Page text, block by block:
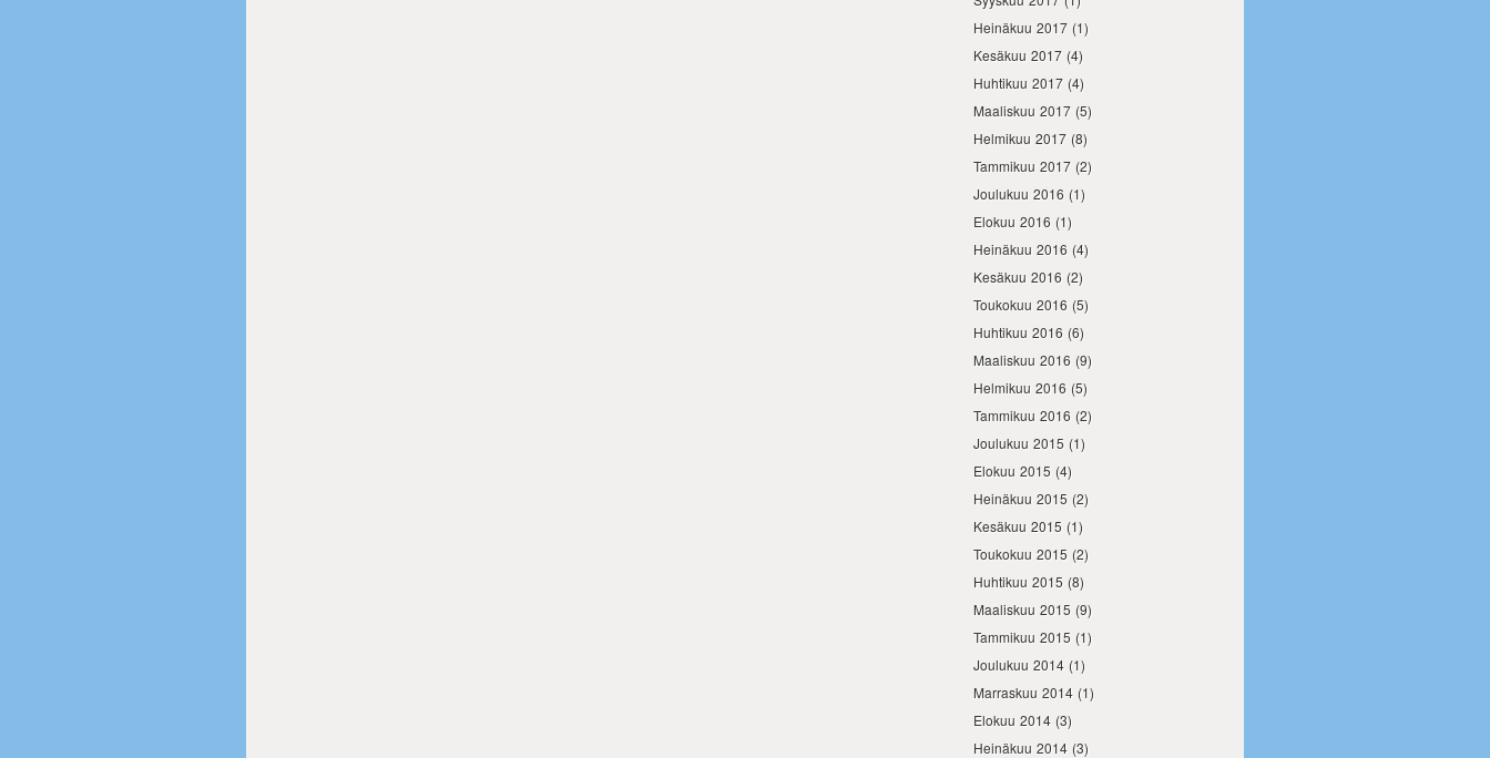
Heinäkuu 2017 (1)
Kesäkuu 2017 (4)
Huhtikuu 2017 (4)
Maaliskuu 2017 (5)
Helmikuu 2017 (8)
Tammikuu 2017 (2)
Joulukuu 2016 (1)
Elokuu 2016 (1)
Heinäkuu 2016 (4)
Kesäkuu 2016 (2)
Toukokuu 2016 (5)
Huhtikuu 2016 (6)
Maaliskuu 2016 (9)
Helmikuu 2016 (5)
Tammikuu 2016 (2)
Joulukuu 2015 (1)
Elokuu 2015 (4)
Heinäkuu 2015 (2)
Kesäkuu 2015 (1)
Toukokuu 2015 (2)
Huhtikuu 2015 (8)
Maaliskuu 2015 (9)
Tammikuu 2015 (1)
Joulukuu 2014 (1)
Marraskuu 2014 (1)
Elokuu 2014 (3)
Heinäkuu 2014 (3)